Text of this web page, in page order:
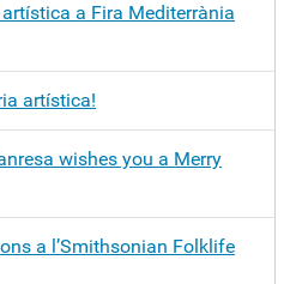
a Fira Mediterrània
artística!
wishes you a Merry
a l’Smithsonian Folklife